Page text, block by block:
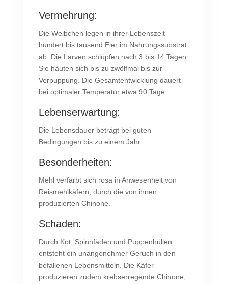
Vermehrung:
Die Weibchen legen in ihrer Lebenszeit
hundert bis tausend Eier im Nahrungssubstrat
ab. Die Larven schlüpfen nach 3 bis 14 Tagen.
Sie häuten sich bis zu zwölfmal bis zur
Verpuppung. Die Gesamtentwicklung dauert
bei optimaler Temperatur etwa 90 Tage.
Lebenserwartung:
Die Lebensdauer beträgt bei guten
Bedingungen bis zu einem Jahr.
Besonderheiten:
Mehl verfärbt sich rosa in Anwesenheit von
Reismehlkäfern, durch die von ihnen
produzierten Chinone.
Schaden:
Durch Kot, Spinnfäden und Puppenhüllen
entsteht ein unangenehmer Geruch in den
befallenen Lebensmitteln. Die Käfer
produzieren zudem krebserregende Chinone,